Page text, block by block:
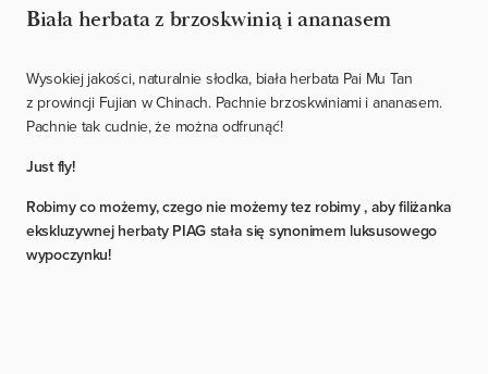
Biała herbata z brzoskwinią i ananasem
Wysokiej jakości, naturalnie słodka, biała herbata Pai Mu Tan
z prowincji Fujian w Chinach. Pachnie brzoskwiniami i ananasem.
Pachnie tak cudnie, że można odfrunąć!
Just fly!
Robimy co możemy, czego nie możemy tez robimy , aby filiżanka
ekskluzywnej herbaty PIAG stała się synonimem luksusowego
wypoczynku!